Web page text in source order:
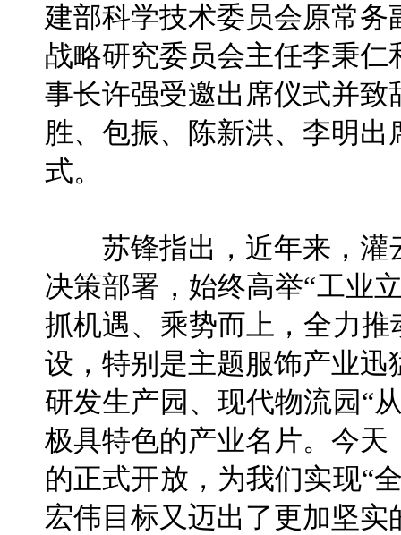
建部科学技术委员会原常
战略研究委员会主任李秉
事长许强受邀出席仪式并
胜、包振、陈新洪、李明
式。
苏锋指出，近年来，灌
决策部署，始终高举“工业
抓机遇、乘势而上，全力推
设，特别是主题服饰产业
研发生产园、现代物流园“
极具特色的产业名片。今
的正式开放，为我们实现“
宏伟目标又迈出了更加坚